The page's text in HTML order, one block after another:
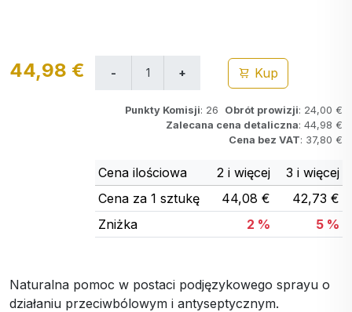
44,98 € Kup
Punkty Komisji: 26 Obrót prowizji: 24,00 €
Zalecana cena detaliczna: 44,98 €
Cena bez VAT: 37,80 €
Cena ilościowa 2 i więcej
3 i więcej
Cena za 1 sztukę
44,08 €
42,73 €
Zniżka
2 % 5 %
Naturalna pomoc w postaci podjęzykowego sprayu o
działaniu przeciwbólowym i antyseptycznym.